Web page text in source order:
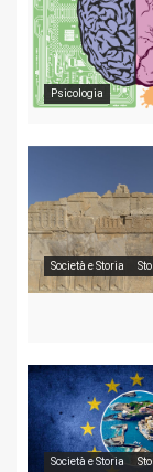
Psicologia
Società e Storia
Società e Storia